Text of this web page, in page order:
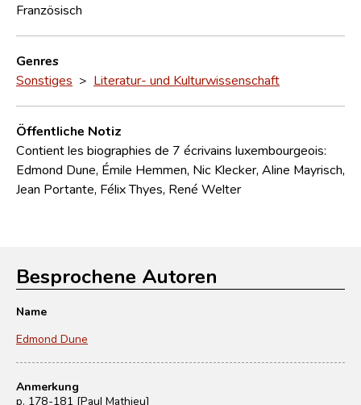
Französisch
Genres
Sonstiges > Literatur- und Kulturwissenschaft
Öffentliche Notiz
Contient les biographies de 7 écrivains luxembourgeois:
Edmond Dune, Émile Hemmen, Nic Klecker, Aline Mayrisch,
Jean Portante, Félix Thyes, René Welter
Besprochene Autoren
Name
Edmond Dune
Anmerkung
p. 178-181 [Paul Mathieu]